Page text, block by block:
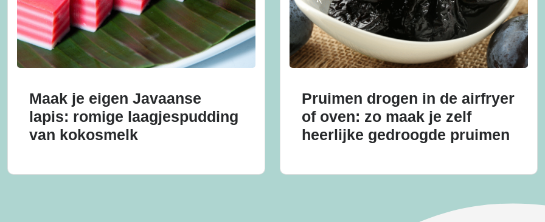
Maak je eigen Javaanse
lapis: romige laagjespudding
van kokosmelk
Pruimen drogen in de airfryer
of oven: zo maak je zelf
heerlijke gedroogde pruimen